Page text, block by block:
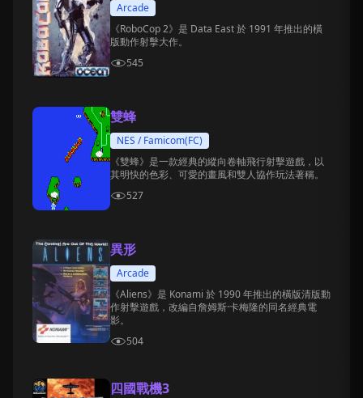
Arcade
《RoboCop 2》是 Data East 於 1991 年推出的橫
版動作射擊大作。
545
雙蜂
NES / Famicom(FC)
《雙蜂》是一款經典的縱向卷軸飛行射擊遊戲，以
其明快的色彩、可愛的畫風和雙人協作玩法著稱。
527
異形
Arcade
《Aliens》是 Konami 於 1990 年推出的橫版清版動
作射擊遊戲，改編自詹姆斯·卡梅隆的同名經典電
影。
504
四國戰機3